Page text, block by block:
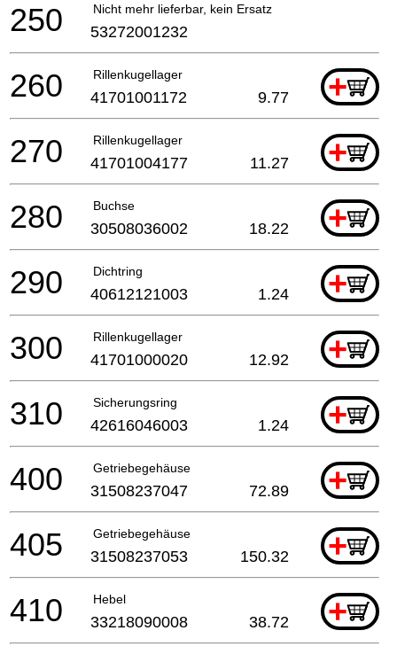
Nicht mehr lieferbar, kein Ersatz
250 53272001232
Rillenkugellager +
260 41701001172 9.77
Rillenkugellager +
270 41701004177 11.27
Buchse +
280 30508036002 18.22
Dichtring +
290 40612121003 1.24
Rillenkugellager +
300 41701000020 12.92
Sicherungsring +
310 42616046003 1.24
Getriebegehäuse +
400 31508237047 72.89
Getriebegehäuse +
405 31508237053 150.32
Hebel +
410 33218090008 38.72